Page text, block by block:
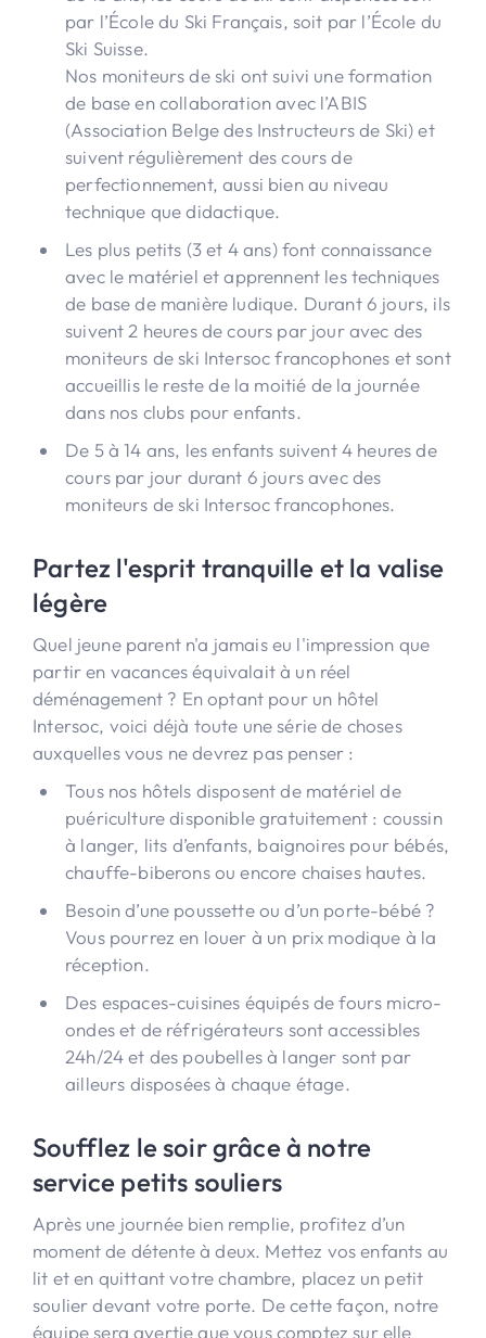
par l’École du Ski Français, soit par l’École du
Ski Suisse.
Nos moniteurs de ski ont suivi une formation
de base en collaboration avec l’ABIS
(Association Belge des Instructeurs de Ski) et
suivent régulièrement des cours de
perfectionnement, aussi bien au niveau
technique que didactique.
Les plus petits (3 et 4 ans) font connaissance
avec le matériel et apprennent les techniques
de base de manière ludique. Durant 6 jours, ils
suivent 2 heures de cours par jour avec des
moniteurs de ski Intersoc francophones et sont
accueillis le reste de la moitié de la journée
dans nos clubs pour enfants.
De 5 à 14 ans, les enfants suivent 4 heures de
cours par jour durant 6 jours avec des
moniteurs de ski Intersoc francophones.
Partez l'esprit tranquille et la valise
légère
Quel jeune parent n'a jamais eu l'impression que
partir en vacances équivalait à un réel
déménagement ? En optant pour un hôtel
Intersoc, voici déjà toute une série de choses
auxquelles vous ne devrez pas penser :
Tous nos hôtels disposent de matériel de
puériculture disponible gratuitement : coussin
à langer, lits d’enfants, baignoires pour bébés,
chauffe-biberons ou encore chaises hautes.
Besoin d’une poussette ou d’un porte-bébé ?
Vous pourrez en louer à un prix modique à la
réception.
Des espaces-cuisines équipés de fours micro-
ondes et de réfrigérateurs sont accessibles
24h/24 et des poubelles à langer sont par
ailleurs disposées à chaque étage.
Soufflez le soir grâce à notre
service petits souliers
Après une journée bien remplie, profitez d’un
moment de détente à deux. Mettez vos enfants au
lit et en quittant votre chambre, placez un petit
soulier devant votre porte. De cette façon, notre
équipe sera avertie que vous comptez sur elle